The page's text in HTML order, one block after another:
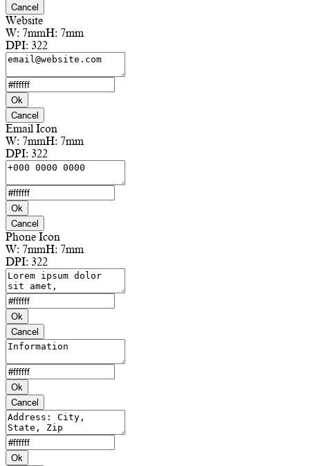
Cancel
Website
W: 7mmH: 7mm
DPI: 322
Ok
Cancel
Email Icon
W: 7mmH: 7mm
DPI: 322
Ok
Cancel
Phone Icon
W: 7mmH: 7mm
DPI: 322
Ok
Cancel
Ok
Cancel
Ok